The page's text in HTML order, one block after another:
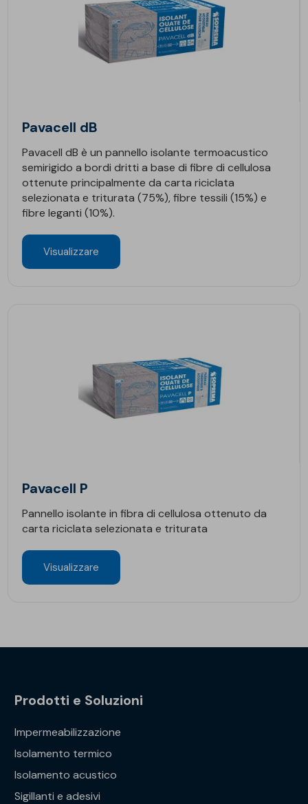
Pavacell dB
Pavacell dB è un pannello isolante termoacustico
semirigido a bordi dritti a base di fibre di cellulosa
ottenute principalmente da carta riciclata
selezionata e triturata (75%), fibre tessili (15%) e
fibre leganti (10%).
Visualizzare
Pavacell P
Pannello isolante in fibra di cellulosa ottenuto da
carta riciclata selezionata e triturata
Visualizzare
Prodotti e Soluzioni
Impermeabilizzazione
Isolamento termico
Isolamento acustico
Sigillanti e adesivi